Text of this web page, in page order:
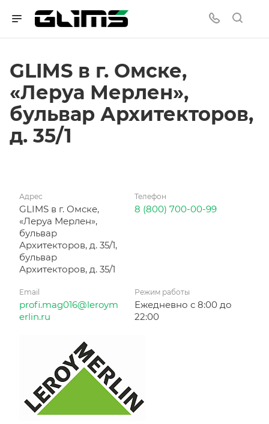
GLIMS в г. Омске,
«Леруа Мерлен»,
бульвар Архитекторов,
д. 35/1
Адрес
GLIMS в г. Омске,
«Леруа Мерлен»,
бульвар
Архитекторов, д. 35/1,
бульвар
Архитекторов, д. 35/1
Телефон
8 (800) 700-00-99
Email
profi.mag016@leroym
erlin.ru
Режим работы
Ежедневно с 8:00 до
22:00